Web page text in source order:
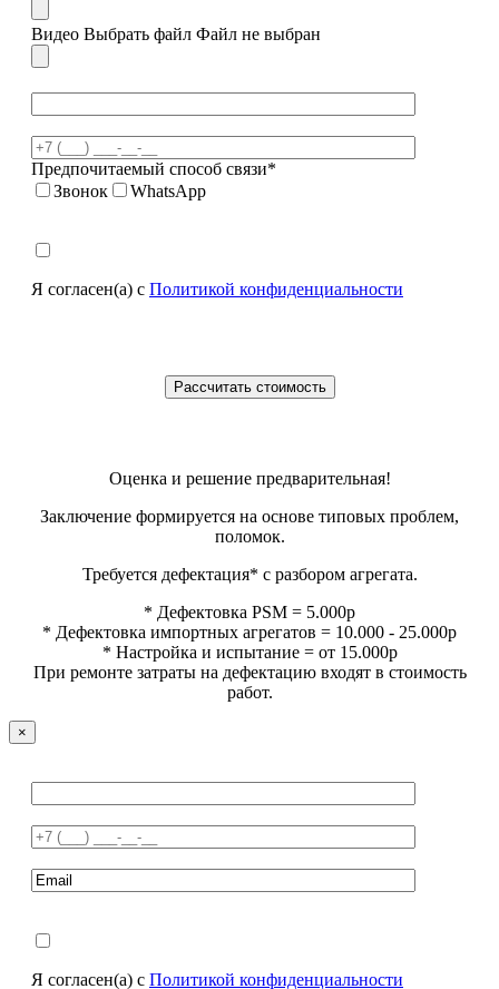
Видео Выбрать файл Файл не выбран
Предпочитаемый способ связи*
Звонок
WhatsApp
Я согласен(а) с Политикой конфиденциальности
Оценка и решение предварительная!
Заключение формируется на основе типовых проблем,
поломок.
Требуется дефектация* с разбором агрегата.
* Дефектовка PSM = 5.000р
* Дефектовка импортных агрегатов = 10.000 - 25.000р
* Настройка и испытание = от 15.000р
При ремонте затраты на дефектацию входят в стоимость
работ.
×
Я согласен(а) с Политикой конфиденциальности